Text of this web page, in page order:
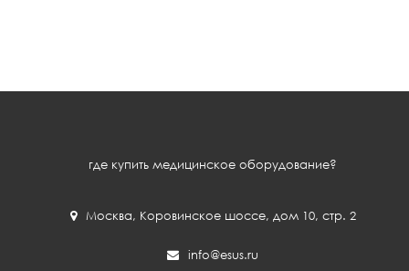
где купить медицинское оборудование?
Москва, Коровинское шоссе, дом 10, стр. 2
info@esus.ru